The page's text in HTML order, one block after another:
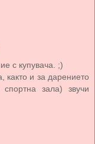
с купувача. ;)
както и за дарението
зала) звучи